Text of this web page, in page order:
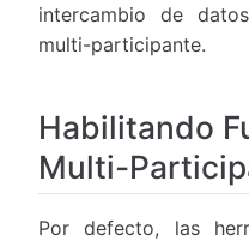
intercambio de
multi-participante.
Habilitando
Multi-
Por defecto, las